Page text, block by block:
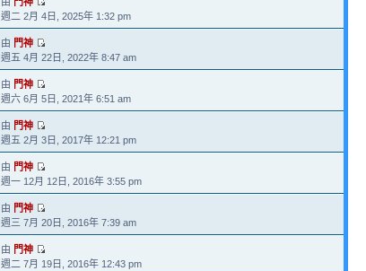
週二 2月 4日, 2025年 1:32 pm
由 門神
週五 4月 22日, 2022年 8:47 am
由 門神
週六 6月 5日, 2021年 6:51 am
由 門神
週五 2月 3日, 2017年 12:21 pm
由 門神
週一 12月 12日, 2016年 3:55 pm
由 門神
週三 7月 20日, 2016年 7:39 am
由 門神
週二 7月 19日, 2016年 12:43 pm